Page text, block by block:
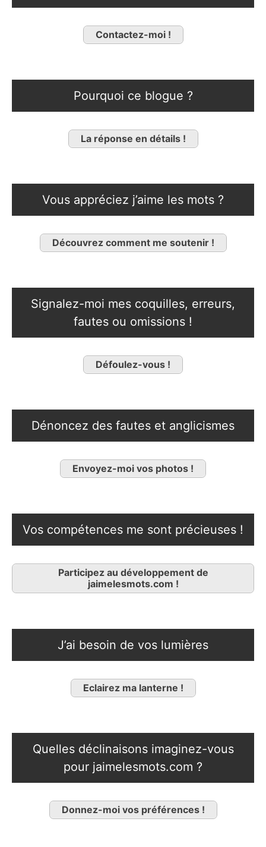
Contactez-moi !
Pourquoi ce blogue ?
La réponse en détails !
Vous appréciez j’aime les mots ?
Découvrez comment me soutenir !
Signalez-moi mes coquilles, erreurs,
fautes ou omissions !
Défoulez-vous !
Dénoncez des fautes et anglicismes
Envoyez-moi vos photos !
Vos compétences me sont précieuses !
Participez au développement de
jaimelesmots.com !
J’ai besoin de vos lumières
Eclairez ma lanterne !
Quelles déclinaisons imaginez-vous
pour jaimelesmots.com ?
Donnez-moi vos préférences !